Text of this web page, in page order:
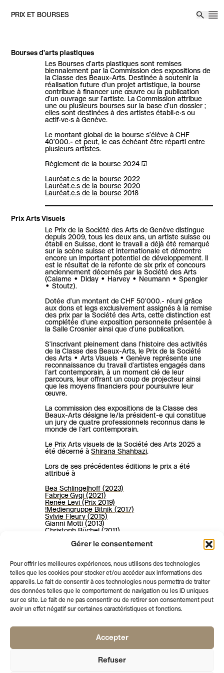
Gérer le consentement
Pour offrir les meilleures expériences, nous utilisons des technologies
telles que les cookies pour stocker et/ou accéder aux informations des
appareils. Le fait de consentir à ces technologies nous permettra de traiter
des données telles que le comportement de navigation ou les ID uniques
sur ce site. Le fait de ne pas consentir ou de retirer son consentement peut
avoir un effet négatif sur certaines caractéristiques et fonctions.
Accepter
Refuser
PRIX ET BOURSES
Bourses d’arts plastiques
Les Bourses d’arts plastiques sont remises
biennalement par la Commission des expositions de
la Classe des Beaux-Arts. Destinée à soutenir la
réalisation future d’un projet artistique, la bourse
contribue à financer une œuvre ou la publication
d’un ouvrage sur l’artiste. La Commission attribue
une ou plusieurs bourses sur la base d’un dossier ;
elles sont destinées à des artistes établi·e·s ou
actif·ve·s à Genève.
Le montant global de la bourse s’élève à CHF
40’000.- et peut, le cas échéant être réparti entre
plusieurs artistes.
Règlement de la bourse 2024
Lauréat.e.s de la bourse 2022
Lauréat.e.s de la bourse 2020
Lauréat.e.s de la bourse 2018
Prix Arts Visuels
Le Prix de la Société des Arts de Genève distingue
depuis 2009, tous les deux ans, un artiste suisse ou
établi en Suisse, dont le travail a déjà été remarqué
sur la scène suisse et internationale et démontre
encore un important potentiel de développement. Il
est le résultat de la refonte de six prix et concours
anciennement décernés par la Société des Arts
(Calame • Diday • Harvey • Neumann • Spengler
• Stoutz).
Dotée d’un montant de CHF 50’000.- réuni grâce
aux dons et legs exclusivement assignés à la remise
des prix par la Société des Arts, cette distinction est
complétée d’une exposition personnelle présentée à
la Salle Crosnier ainsi que d’une publication.
S’inscrivant pleinement dans l’histoire des activités
de la Classe des Beaux-Arts, le Prix de la Société
des Arts • Arts Visuels • Genève représente une
reconnaissance du travail d’artistes engagés dans
l’art contemporain, à un moment clé de leur
parcours, leur offrant un coup de projecteur ainsi
que les moyens financiers pour poursuivre leur
œuvre.
La commission des expositions de la Classe des
Beaux-Arts désigne le/la président-e qui constitue
un jury de quatre professionnels reconnus dans le
monde de l’art contemporain.
Le Prix Arts visuels de la Société des Arts 2025 a
été décerné àShirana Shahbazi.
Lors de ses précédentes éditions le prix a été
attribué à
Bea Schlingelhoff (2023)
Fabrice Gygi (2021)
Renée Levi (Prix 2019)
!Mediengruppe Bitnik (2017)
Sylvie Fleury (2015)
Gianni Motti (2013)
Christoph Büchel (2011)
Suivez le Prix surInstagram
AFFICHE LE PIED DE PAGE
VOTRE EMAIL
RUE DE L’ATHENEE 2